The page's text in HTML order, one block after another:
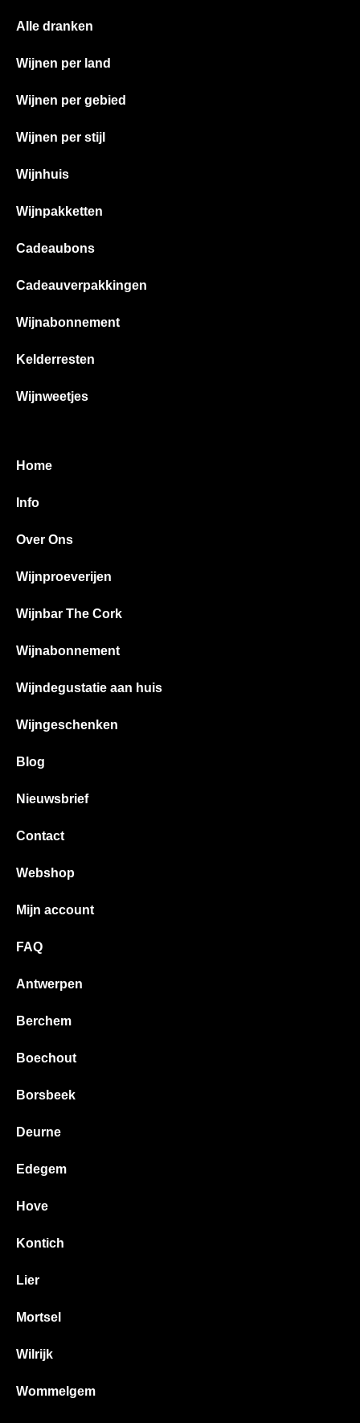
Alle dranken
Wijnen per land
Wijnen per gebied
Wijnen per stijl
Wijnhuis
Wijnpakketten
Cadeaubons
Cadeauverpakkingen
Wijnabonnement
Kelderresten
Wijnweetjes
Home
Info
Over Ons
Wijnproeverijen
Wijnbar The Cork
Wijnabonnement
Wijndegustatie aan huis
Wijngeschenken
Blog
Nieuwsbrief
Contact
Webshop
Mijn account
FAQ
Antwerpen
Berchem
Boechout
Borsbeek
Deurne
Edegem
Hove
Kontich
Lier
Mortsel
Wilrijk
Wommelgem